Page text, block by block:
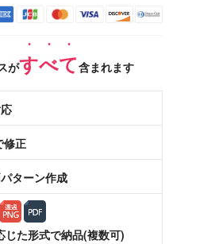
がすべて含まれます
修正
ターン作成
じた形式で納品(複数可)